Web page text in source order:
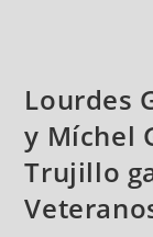
Lourdes
y Míchel
Trujillo